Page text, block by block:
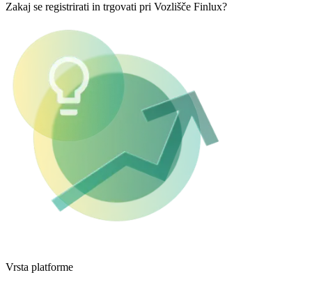
Zakaj se registrirati in trgovati pri Vozlišče Finlux?
Vrsta platforme